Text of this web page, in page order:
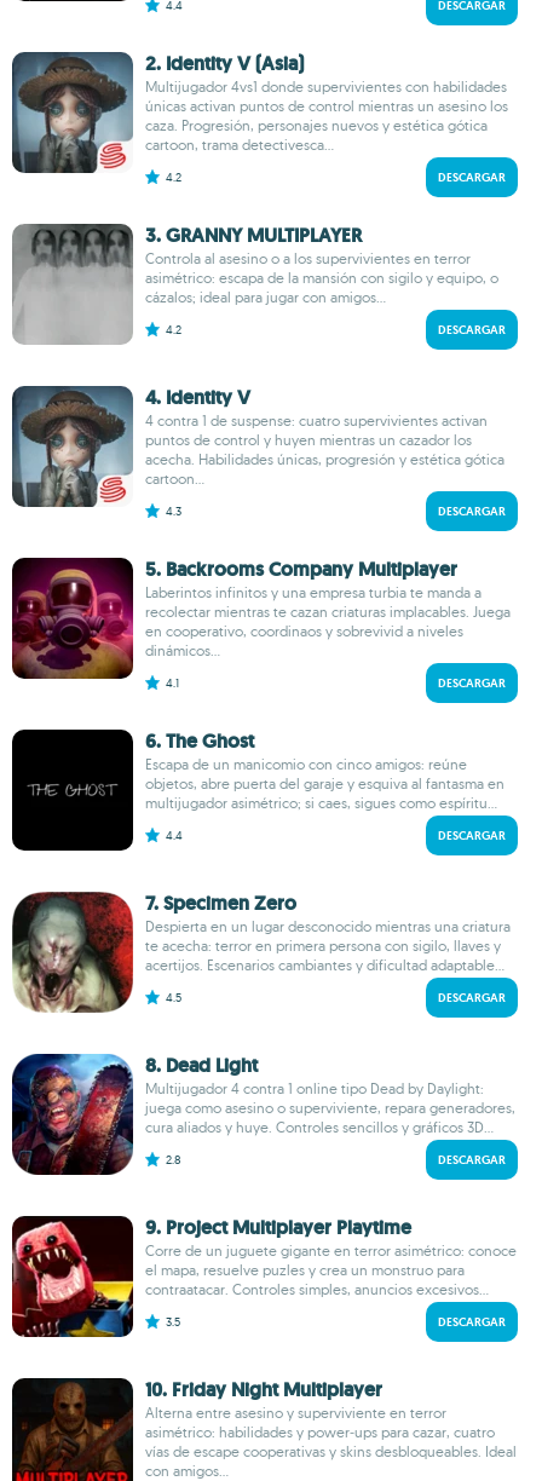
4.4 DESCARGAR
2. Identity V (Asia)
Multijugador 4vs1 donde supervivientes con habilidades
únicas activan puntos de control mientras un asesino los
caza. Progresión, personajes nuevos y estética gótica
cartoon, trama detectivesca...
4.2 DESCARGAR
3. GRANNY MULTIPLAYER
Controla al asesino o a los supervivientes en terror
asimétrico: escapa de la mansión con sigilo y equipo, o
cázalos; ideal para jugar con amigos...
4.2 DESCARGAR
4. Identity V
4 contra 1 de suspense: cuatro supervivientes activan
puntos de control y huyen mientras un cazador los
acecha. Habilidades únicas, progresión y estética gótica
cartoon...
4.3 DESCARGAR
5. Backrooms Company Multiplayer
Laberintos infinitos y una empresa turbia te manda a
recolectar mientras te cazan criaturas implacables. Juega
en cooperativo, coordinaos y sobrevivid a niveles
dinámicos...
4.1 DESCARGAR
6. The Ghost
Escapa de un manicomio con cinco amigos: reúne
objetos, abre puerta del garaje y esquiva al fantasma en
multijugador asimétrico; si caes, sigues como espíritu...
4.4 DESCARGAR
7. Specimen Zero
Despierta en un lugar desconocido mientras una criatura
te acecha: terror en primera persona con sigilo, llaves y
acertijos. Escenarios cambiantes y dificultad adaptable...
4.5 DESCARGAR
8. Dead Light
Multijugador 4 contra 1 online tipo Dead by Daylight:
juega como asesino o superviviente, repara generadores,
cura aliados y huye. Controles sencillos y gráficos 3D...
2.8 DESCARGAR
9. Project Multiplayer Playtime
Corre de un juguete gigante en terror asimétrico: conoce
el mapa, resuelve puzles y crea un monstruo para
contraatacar. Controles simples, anuncios excesivos...
3.5 DESCARGAR
10. Friday Night Multiplayer
Alterna entre asesino y superviviente en terror
asimétrico: habilidades y power‑ups para cazar, cuatro
vías de escape cooperativas y skins desbloqueables. Ideal
con amigos...